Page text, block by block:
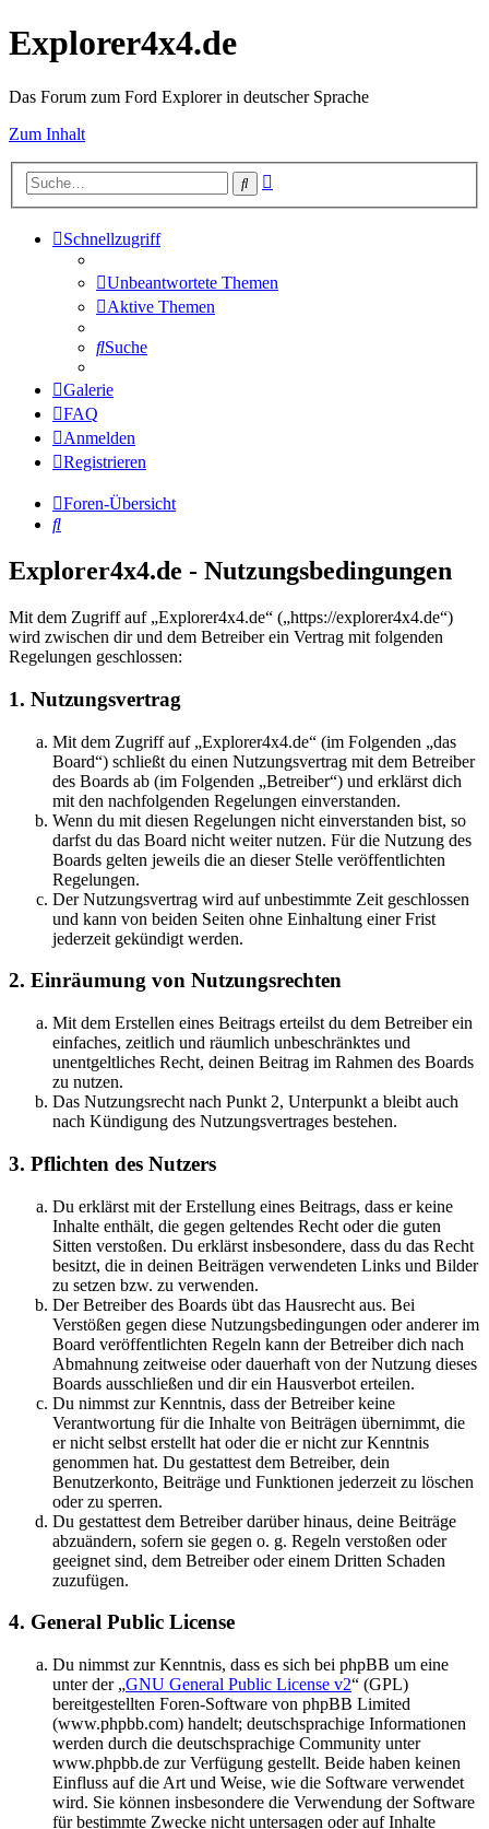
Explorer4x4.de
Das Forum zum Ford Explorer in deutscher Sprache
Zum Inhalt
Suche
Schnellzugriff
Unbeantwortete Themen
Aktive Themen
Suche
Galerie
FAQ
Anmelden
Registrieren
Foren-Übersicht
Suche
Explorer4x4.de - Nutzungsbedingungen
Mit dem Zugriff auf „Explorer4x4.de“ („https://explorer4x4.de“)
wird zwischen dir und dem Betreiber ein Vertrag mit folgenden
Regelungen geschlossen:
1. Nutzungsvertrag
Mit dem Zugriff auf „Explorer4x4.de“ (im Folgenden „das
Board“) schließt du einen Nutzungsvertrag mit dem Betreiber
des Boards ab (im Folgenden „Betreiber“) und erklärst dich
mit den nachfolgenden Regelungen einverstanden.
Wenn du mit diesen Regelungen nicht einverstanden bist, so
darfst du das Board nicht weiter nutzen. Für die Nutzung des
Boards gelten jeweils die an dieser Stelle veröffentlichten
Regelungen.
Der Nutzungsvertrag wird auf unbestimmte Zeit geschlossen
und kann von beiden Seiten ohne Einhaltung einer Frist
jederzeit gekündigt werden.
2. Einräumung von Nutzungsrechten
Mit dem Erstellen eines Beitrags erteilst du dem Betreiber ein
einfaches, zeitlich und räumlich unbeschränktes und
unentgeltliches Recht, deinen Beitrag im Rahmen des Boards
zu nutzen.
Das Nutzungsrecht nach Punkt 2, Unterpunkt a bleibt auch
nach Kündigung des Nutzungsvertrages bestehen.
3. Pflichten des Nutzers
Du erklärst mit der Erstellung eines Beitrags, dass er keine
Inhalte enthält, die gegen geltendes Recht oder die guten
Sitten verstoßen. Du erklärst insbesondere, dass du das Recht
besitzt, die in deinen Beiträgen verwendeten Links und Bilder
zu setzen bzw. zu verwenden.
Der Betreiber des Boards übt das Hausrecht aus. Bei
Verstößen gegen diese Nutzungsbedingungen oder anderer im
Board veröffentlichten Regeln kann der Betreiber dich nach
Abmahnung zeitweise oder dauerhaft von der Nutzung dieses
Boards ausschließen und dir ein Hausverbot erteilen.
Du nimmst zur Kenntnis, dass der Betreiber keine
Verantwortung für die Inhalte von Beiträgen übernimmt, die
er nicht selbst erstellt hat oder die er nicht zur Kenntnis
genommen hat. Du gestattest dem Betreiber, dein
Benutzerkonto, Beiträge und Funktionen jederzeit zu löschen
oder zu sperren.
Du gestattest dem Betreiber darüber hinaus, deine Beiträge
abzuändern, sofern sie gegen o. g. Regeln verstoßen oder
geeignet sind, dem Betreiber oder einem Dritten Schaden
zuzufügen.
4. General Public License
Du nimmst zur Kenntnis, dass es sich bei phpBB um eine
unter der „GNU General Public License v2“ (GPL)
bereitgestellten Foren-Software von phpBB Limited
(www.phpbb.com) handelt; deutschsprachige Informationen
werden durch die deutschsprachige Community unter
www.phpbb.de zur Verfügung gestellt. Beide haben keinen
Einfluss auf die Art und Weise, wie die Software verwendet
wird. Sie können insbesondere die Verwendung der Software
für bestimmte Zwecke nicht untersagen oder auf Inhalte